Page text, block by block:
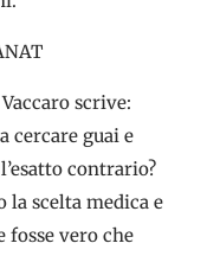
scrive:
cercare guai e
contrario?
la scelta medica e
fosse vero che